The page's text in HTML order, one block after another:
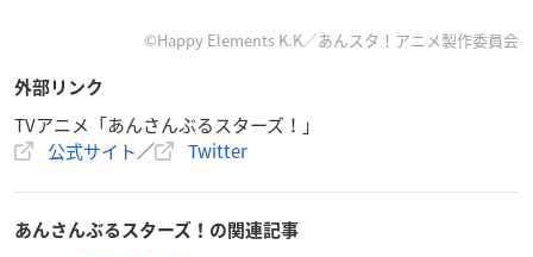
©Happy Elements K.K／あんスタ！アニメ製作委員会
外部リンク
TVアニメ「あんさんぶるスターズ！」
公式サイト／ Twitter
あんさんぶるスターズ！の関連記事